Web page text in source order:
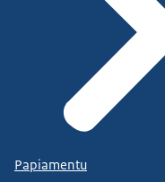
Papiamentu